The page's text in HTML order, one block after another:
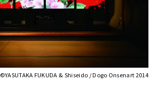
©YASUTAKA FUKUDA & Shiseido / Dogo Onsenart 2014